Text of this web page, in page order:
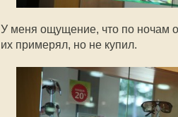
У меня ощущение, что по ночам
их примерял, но не купил.